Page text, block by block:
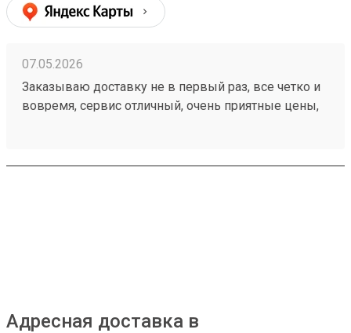
07.05.2026
Заказываю доставку не в первый раз, все четко и
вовремя, сервис отличный, очень приятные цены,
Адресная доставка в